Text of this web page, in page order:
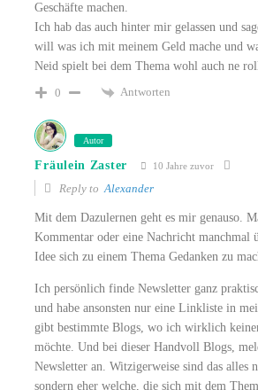
Geschäfte machen.
Ich hab das auch hinter mir gelassen und
will was ich mit meinem Geld mache und
Neid spielt bei dem Thema wohl auch ne
0
Antworten
Autor
Fräulein Zaster 10 Jahre zuvor
Reply toAlexander
Mit dem Dazulernen geht es mir genauso.
Kommentar oder eine Nachricht manchmal
Idee sich zu einem Thema Gedanken zu
Ich persönlich finde Newsletter ganz
und habe ansonsten nur eine Linkliste in
gibt bestimmte Blogs, wo ich wirklich
möchte. Und bei dieser Handvoll Blogs,
Newsletter an. Witzigerweise sind das alles
sondern eher welche, die sich mit dem